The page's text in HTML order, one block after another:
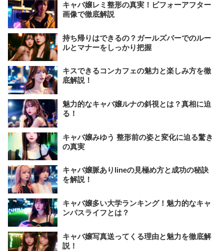
キャバ嬢レミ整形の真実！ビフォーアフター
画像で徹底解説
持ち帰りはできるの？ガールズバーでのルー
ルとマナーをしっかり把握
キスできるコンカフェの魅力と楽しみ方を徹
底解説！
魅力的なキャバ嬢ルナの斜視とは？真相に迫
る！
キャバ嬢みゆう 整形前の姿と変化に迫る驚き
の真実
キャバ嬢脈ありlineの見極め方と成功の秘訣
を解説！
キャバ嬢多い大学ランキング！魅力的なキャ
ンパスライフとは？
キャバ嬢写真送ってくる理由と魅力を徹底解
説！